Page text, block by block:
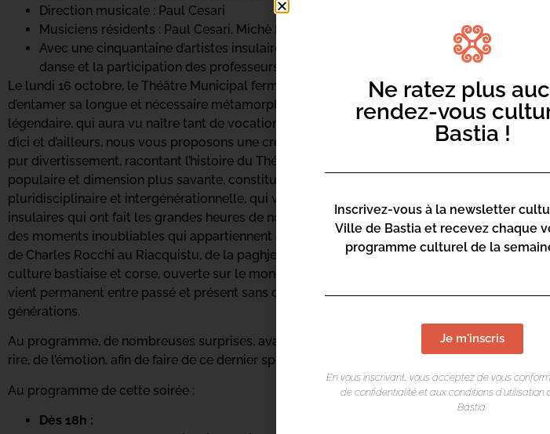
Direction musicale : Paul Cesari
Musiciens résidents : Paul Cesari, Michè Dominici, Freddy Olmeta et Ange Torre
Avec une cinquantaine d’artistes insulaires du monde de la musique, du théâtre et de la
danse et la participation des professeurs et élèves du Conservatoire de Corse Henri
Le lundi 16 octobre, le Théâtre Municipal fermera ses portes pour une période de travaux
d’entamer sa longue et nécessaire métamorphose. Afin de rendre pleinement hommage à ce
légendaire, qui aura vu naître tant de vocations et accueilli en son sein protecteur tant
d’ici et d’ailleurs, nous vous proposons une création exceptionnelle, à la fois spectacle
pur divertissement, racontant l’histoire du Théâtre mais aussi celle de Bastia, entre culture
populaire et dimension plus savante, constitutives du tissu culturel de notre ville. Une
pluridisciplinaire et intergénérationnelle, qui verra se succéder sur scène de nombreux
insulaires qui ont fait les grandes heures de nos programmations et de la vie du Théâtre,
des moments inoubliables qui appartiennent aux Bastiais, à tous les Bastiais. Du lyrique à
de Charles Rocchi au Riacquistu, de la paghjella au chant napolitain, c’est plus d’un siècle de
culture bastiaise et corse, ouverte sur le monde, qui se déploiera sous vos yeux, dans un va-
vient permanent entre passé et présent sans oublier l’avenir et l’espoir représenté par les
générations.
Au programme, de nombreuses surprises, avant, pendant, et après le spectacle, de la
rire, de l’émotion, afin de faire de ce dernier spectacle avant quelques années, une véritable
Au programme de cette soirée :
Dès 18h :
Ne ratez plus
rendez-vous
Bastia !
Inscrivez-vous à la newsletter
Ville de Bastia et recevez chaque
programme culturel de la
Je m'inscris
En vous inscrivant, vous acceptez de vous
de confidentialité et aux conditions d’utilisation
Bastia.